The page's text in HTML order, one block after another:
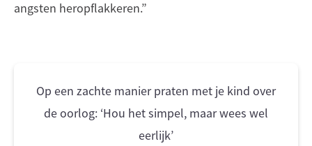
angsten heropflakkeren.”
Op een zachte manier praten met je kind over
de oorlog: ‘Hou het simpel, maar wees wel
eerlijk’